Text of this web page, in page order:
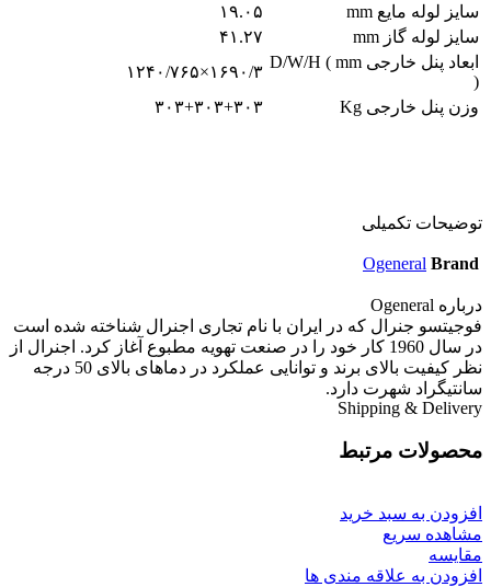
سایز لوله مایع mm
۱۹.۰۵
سایز لوله گاز mm
۴۱.۲۷
ابعاد پنل خارجی D/W/H ( mm
)
۱۶۹۰/۳×۱۲۴۰/۷۶۵
وزن پنل خارجی Kg
۳۰۳+۳۰۳+۳۰۳
توضیحات تکمیلی
Brand
Ogeneral
درباره Ogeneral
فوجیتسو جنرال که در ایران با نام تجاری اجنرال شناخته شده است
در سال 1960 کار خود را در صنعت تهویه مطبوع آغاز کرد. اجنرال از
نظر کیفیت بالای برند و توانایی عملکرد در دماهای بالای 50 درجه
سانتیگراد شهرت دارد.
Shipping & Delivery
محصولات مرتبط
افزودن به سبد خرید
مشاهده سریع
مقایسه
افزودن به علاقه مندی ها